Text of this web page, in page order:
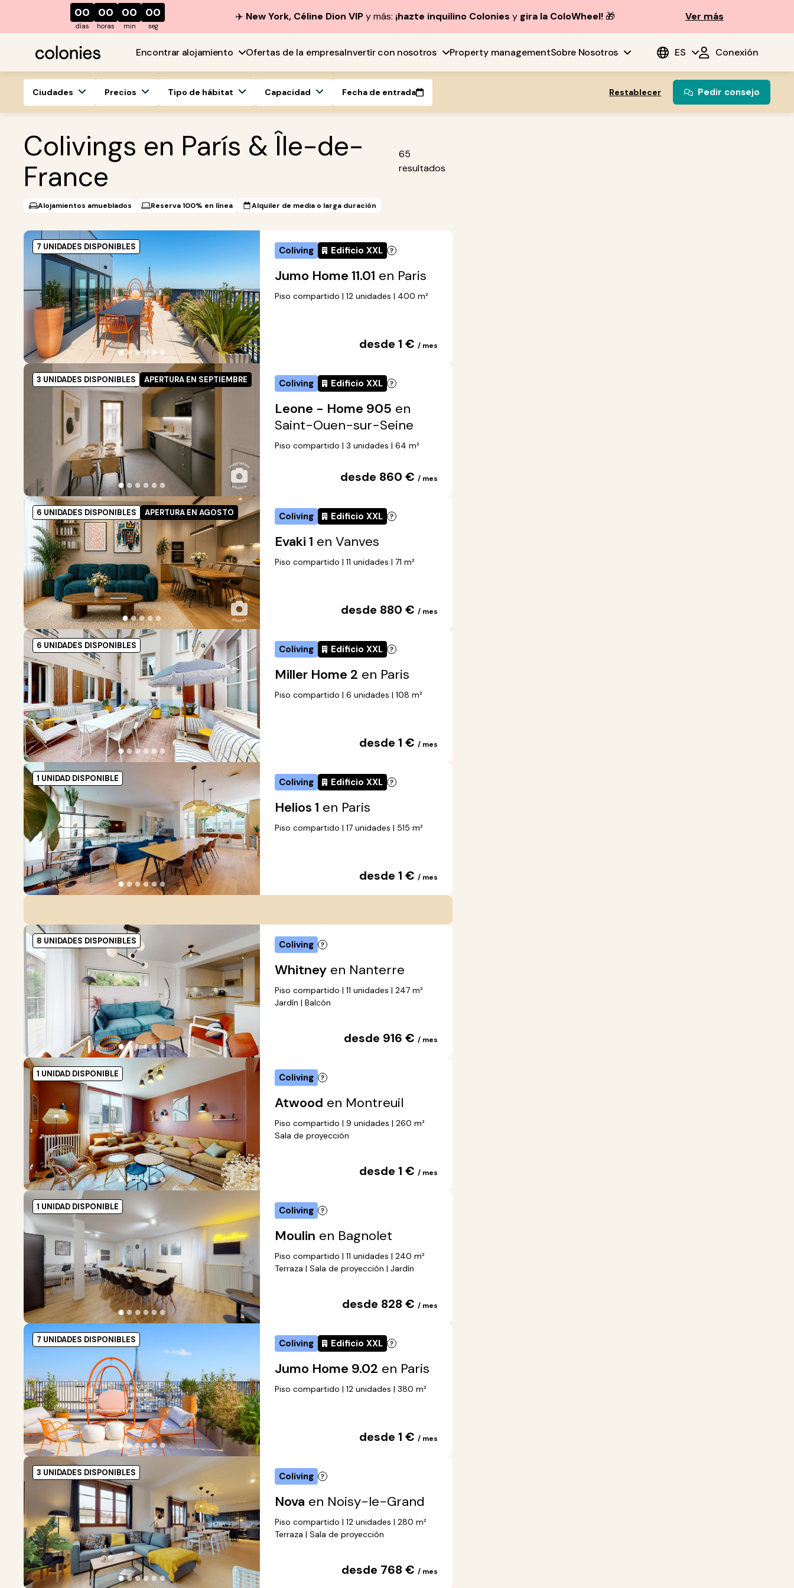
00
días
00
horas
00
min
00
seg
✈️ New York, Céline Dion VIPy más: ¡hazte inquilino Colonies y gira la ColoWheel! 🎁 Ver más
Encontrar alojamiento Ofertas de la empresaInvertir con nosotros Property managementSobre Nosotros ES Conexión
Ciudades Precios Tipo de hábitat Capacidad Fecha de entrada Restablecer Pedir consejo
Colivings en París & Île-de-
France
65
resultados
Alojamientos amueblados Reserva 100% en línea Alquiler de media o larga duración
●●●●●●
7 UNIDADES DISPONIBLES Coliving Edificio XXL
Jumo Home 11.01 en Paris
Piso compartido | 12 unidades | 400 m²
desde 1 €/ mes
●●●●●●
3 UNIDADES DISPONIBLES APERTURA EN SEPTIEMBRE Coliving Edificio XXL
Leone - Home 905 en
Saint-Ouen-sur-Seine
Piso compartido | 3 unidades | 64 m²
desde 860 €/ mes
●●●●●
6 UNIDADES DISPONIBLES APERTURA EN AGOSTO Coliving Edificio XXL
Evaki 1 en Vanves
Piso compartido | 11 unidades | 71 m²
desde 880 €/ mes
●●●●●●
6 UNIDADES DISPONIBLES Coliving Edificio XXL
Miller Home 2 en Paris
Piso compartido | 6 unidades | 108 m²
desde 1 €/ mes
●●●●●●
1 UNIDAD DISPONIBLE Coliving Edificio XXL
Helios 1 en Paris
Piso compartido | 17 unidades | 515 m²
desde 1 €/ mes
●●●●●●
8 UNIDADES DISPONIBLES Coliving
Whitney en Nanterre
Piso compartido | 11 unidades | 247 m²
Jardín | Balcón
desde 916 €/ mes
●●●●●●
1 UNIDAD DISPONIBLE Coliving
Atwood en Montreuil
Piso compartido | 9 unidades | 260 m²
Sala de proyección
desde 1 €/ mes
●●●●●●
1 UNIDAD DISPONIBLE Coliving
Moulin en Bagnolet
Piso compartido | 11 unidades | 240 m²
Terraza | Sala de proyección | Jardín
desde 828 €/ mes
●●●●●●
7 UNIDADES DISPONIBLES Coliving Edificio XXL
Jumo Home 9.02 en Paris
Piso compartido | 12 unidades | 380 m²
desde 1 €/ mes
●●●●●●
3 UNIDADES DISPONIBLES Coliving
Nova en Noisy-le-Grand
Piso compartido | 12 unidades | 280 m²
Terraza | Sala de proyección
desde 768 €/ mes